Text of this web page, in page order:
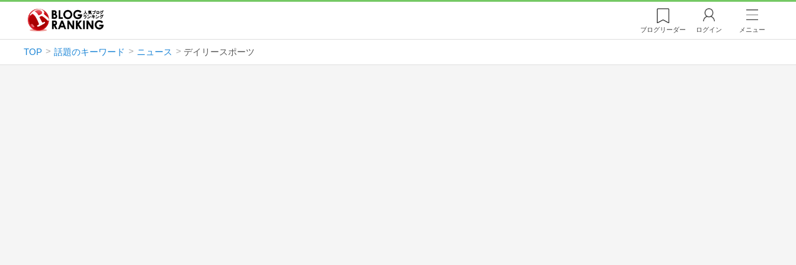
ブログリーダー ログイン メニュー
TOP 話題のキーワード ニュース デイリースポーツ